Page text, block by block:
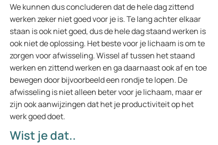
We kunnen dus concluderen dat de hele dag zittend
werken zeker niet goed voor je is. Te lang achter elkaar
staan is ook niet goed, dus de hele dag staand werken is
ook niet de oplossing. Het beste voor je lichaam is om te
zorgen voor afwisseling. Wissel af tussen het staand
werken en zittend werken en ga daarnaast ook af en toe
bewegen door bijvoorbeeld een rondje te lopen. De
afwisseling is niet alleen beter voor je lichaam, maar er
zijn ook aanwijzingen dat het je productiviteit op het
werk goed doet.
Wist je dat..